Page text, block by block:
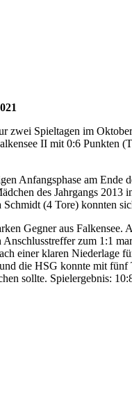
Spieltagen im
II mit 0:6 Punkten
Anfangsphase am
des Jahrgangs
(4 Tore) konnten
Gegner aus Falkensee.
zum 1:1
einer klaren
die HSG konnte mit
sollte. Spielergebnis: